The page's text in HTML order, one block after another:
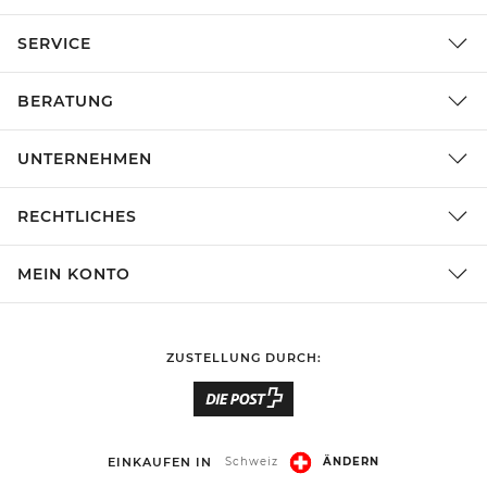
SERVICE
BERATUNG
UNTERNEHMEN
RECHTLICHES
MEIN KONTO
ZUSTELLUNG DURCH:
EINKAUFEN IN Schweiz ÄNDERN